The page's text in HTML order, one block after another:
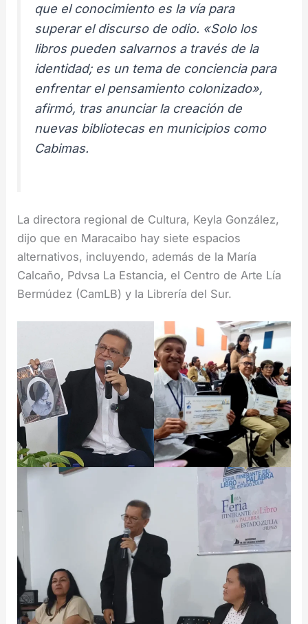
que el conocimiento es la vía para
superar el discurso de odio. «Solo los
libros pueden salvarnos a través de la
identidad; es un tema de conciencia para
enfrentar el pensamiento colonizado»,
afirmó, tras anunciar la creación de
nuevas bibliotecas en municipios como
Cabimas.
La directora regional de Cultura, Keyla González,
dijo que en Maracaibo hay siete espacios
alternativos, incluyendo, además de la María
Calcaño, Pdvsa La Estancia, el Centro de Arte Lía
Bermúdez (CamLB) y la Librería del Sur.